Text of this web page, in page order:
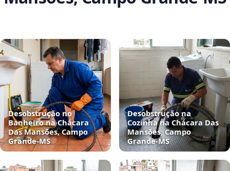
Desobstrução no
Banheiro na Chácara
Das Mansões, Campo
Grande‑MS
Desobstrução na
Cozinha na Chácara Das
Mansões, Campo
Grande‑MS